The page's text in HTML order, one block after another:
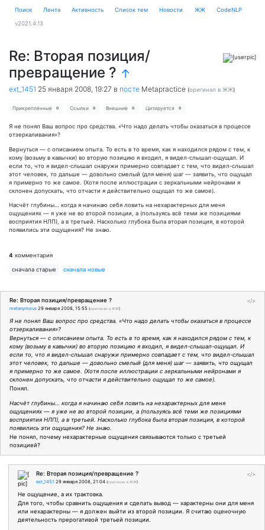
Поиск Лента Активность Cписок тем Новости ЖЖ CodeNLP
v2021.4.13
Re: Вторая позиция/
превращение ? ↑
ext_1451 25 января 2008, 19:27 в посте Metapractice (оригинал в ЖЖ)
Прикреплённые 0 Ссылки 0 Внешние 0 Цитируется 0
Я не понял Ваш вопрос про средства. «Что надо делать чтобы оказаться в процессе
отзеркаливания»?
Вернуться — с описанием опыта. То есть в то время, как я находился рядом с тем, к
кому (возьму в кавычки) во вторую позицию я входил, я видел-слышал-ощущал. И
если то, что я видел-слышал снаружи примерно совпадает с тем, что видел-слышал
этот человек, то дальше — довольно смелый (для меня) шаг — заявить, что ощущал
я примерно то же самое. (Хотя после иллюстрации с зеркальными нейронами я
склонен допускать, что отчасти я действительно ощущал то же самое).
Насчёт глубины… когда я начинаю себя ловить на нехарактерных для меня
ощущениях — я уже не во второй позиции, а (пользуясь всё теми же позициями
восприятия НЛП), а в третьей. Насколько глубока была вторая позиция, в которой
появились эти ощущения? Не знаю.
4 комментария
сначала старые сначала новые
</>
Re: Вторая позиция/превращение ?
metanymous 29 января 2008, 15:55 (оригинал в ЖЖ)
Я не понял Ваш вопрос про средства. «Что надо делать чтобы оказаться в процессе
отзеркаливания»?
Вернуться — с описанием опыта. То есть в то время, как я находился рядом с тем, к
кому (возьму в кавычки) во вторую позицию я входил, я видел-слышал-ощущал. И
если то, что я видел-слышал снаружи примерно совпадает с тем, что видел-слышал
этот человек, то дальше — довольно смелый (для меня) шаг — заявить, что ощущал
я примерно то же самое. (Хотя после иллюстрации с зеркальными нейронами я
склонен допускать, что отчасти я действительно ощущал то же самое).
Понял.
Насчёт глубины… когда я начинаю себя ловить на нехарактерных для меня
ощущениях — я уже не во второй позиции, а (пользуясь всё теми же позициями
восприятия НЛП), а в третьей. Насколько глубока была вторая позиция, в которой
появились эти ощущения? Не знаю.
Не понял, почему нехарактерные ощущения связываются только с третьей
позицией?
</>
Re: Вторая позиция/превращение ?
ext_1451 29 января 2008, 21:04 (оригинал в ЖЖ)
Не ощущение, а их трактовка.
Для того, чтобы сравнить ощущения и сделать вывод — характерны они для меня
или нехарактерны — я должен выйти из второй позиции. Я считаю оценочную
деятельность прерогативой третьей позиции.